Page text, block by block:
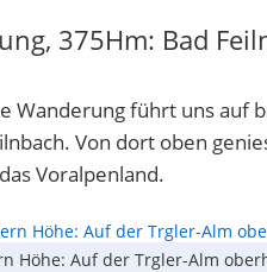
375Hm: Bad
Wanderung führt uns auf
Von dort oben
Voralpenland.
Höhe: Auf der Trgler-Alm